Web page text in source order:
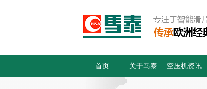
首页 关于马泰 空压机资讯